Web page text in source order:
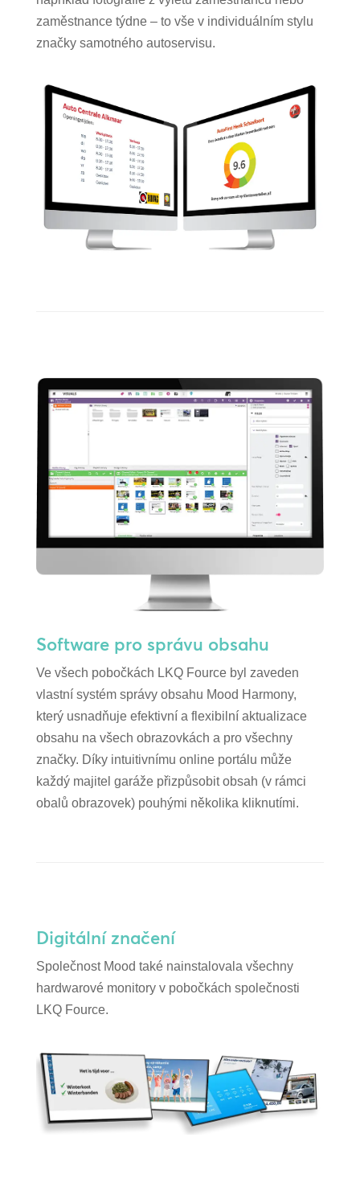
zaměstnance týdne – to vše v individuálním stylu
značky samotného autoservisu.
Software pro správu obsahu
Ve všech pobočkách LKQ Fource byl zaveden
vlastní systém správy obsahu Mood Harmony,
který usnadňuje efektivní a flexibilní aktualizace
obsahu na všech obrazovkách a pro všechny
značky. Díky intuitivnímu online portálu může
každý majitel garáže přizpůsobit obsah (v rámci
obalů obrazovek) pouhými několika kliknutími.
Digitální značení
Společnost Mood také nainstalovala všechny
hardwarové monitory v pobočkách společnosti
LKQ Fource.